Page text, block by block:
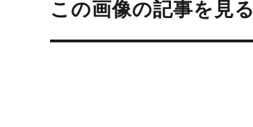
ナ
ビ
ー
この画像の記事を見る